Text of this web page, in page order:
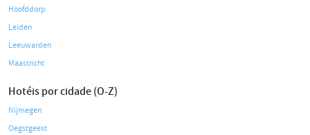
Hoofddorp
Leiden
Leeuwarden
Maastricht
Hotéis por cidade (O-Z)
Nijmegen
Oegstgeest